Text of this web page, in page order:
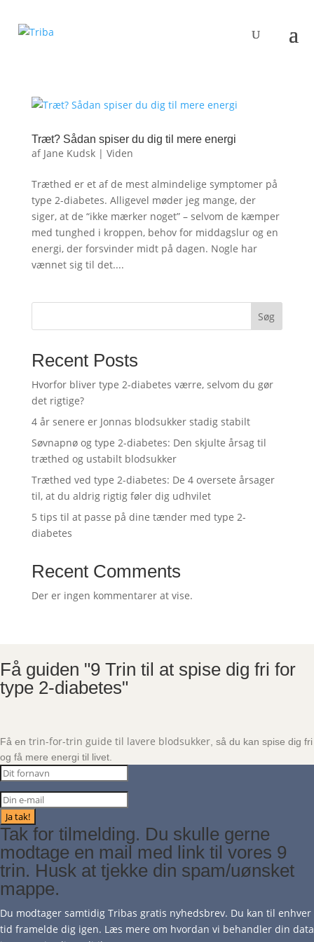
Træt? Sådan spiser du dig til mere energi
af Jane Kudsk| Viden
Træthed er et af de mest almindelige symptomer på
type 2-diabetes. Alligevel møder jeg mange, der
siger, at de “ikke mærker noget” – selvom de kæmper
med tunghed i kroppen, behov for middagslur og en
energi, der forsvinder midt på dagen. Nogle har
vænnet sig til det....
Søg
Recent Posts
Hvorfor bliver type 2-diabetes værre, selvom du gør
det rigtige?
4 år senere er Jonnas blodsukker stadig stabilt
Søvnapnø og type 2-diabetes: Den skjulte årsag til
træthed og ustabilt blodsukker
Træthed ved type 2-diabetes: De 4 oversete årsager
til, at du aldrig rigtig føler dig udhvilet
5 tips til at passe på dine tænder med type 2-
diabetes
Recent Comments
Der er ingen kommentarer at vise.
Få guiden "9 Trin til at spise dig fri for
type 2-diabetes"
Få en trin-for-trin guide til lavere blodsukker , så du kan spise dig fri
og få mere energi til livet.
Ja tak!
Tak for tilmelding. Du skulle gerne
modtage en mail med link til vores 9
trin. Husk at tjekke din spam/uønsket
mappe.
Du modtager samtidig Tribas gratis nyhedsbrev. Du kan til enhver
tid framelde dig igen. Læs mere om hvordan vi behandler din data